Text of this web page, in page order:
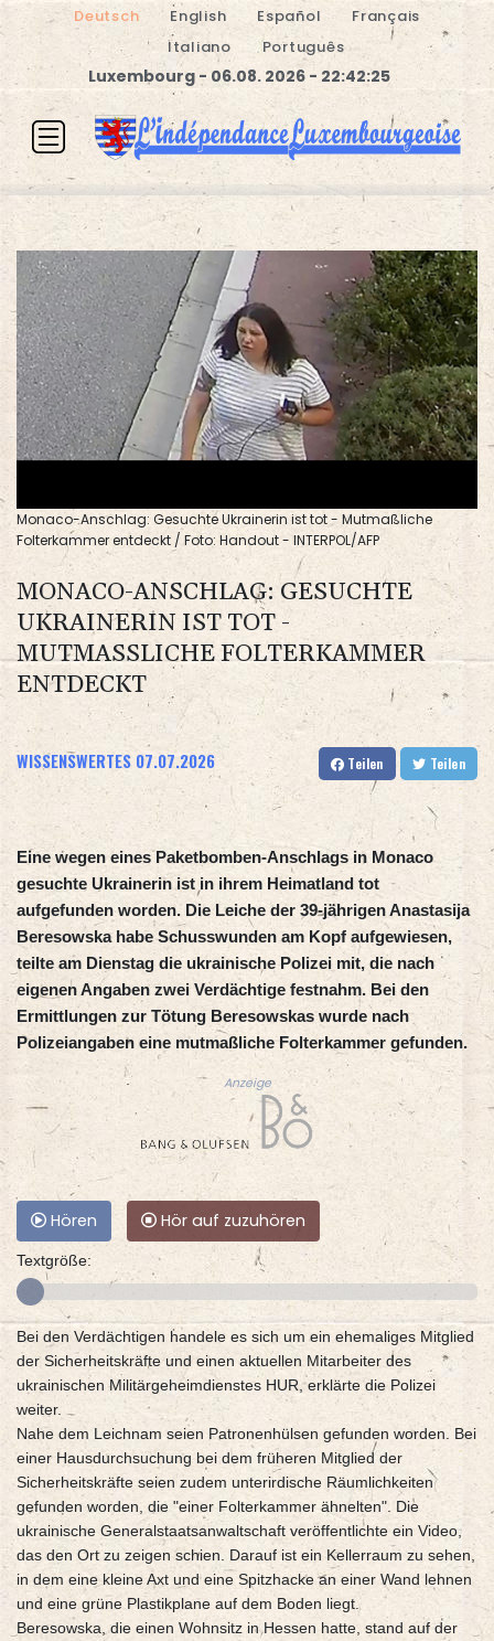
Deutsch English Español
Français
Italiano
Português
Luxembourg - 06.08. 2026 - 22:42:25
Monaco-Anschlag: Gesuchte Ukrainerin ist tot - Mutmaßliche
Folterkammer entdeckt / Foto: Handout - INTERPOL/AFP
MONACO-ANSCHLAG: GESUCHTE
UKRAINERIN IST TOT -
MUTMASSLICHE FOLTERKAMMER E
NTDECKT
WISSENSWERTES 07.07.2026 Teilen Teilen
Eine wegen eines Paketbomben-Anschlags in Monaco
gesuchte Ukrainerin ist in ihrem Heimatland tot
aufgefunden worden. Die Leiche der 39-jährigen Anastasija
Beresowska habe Schusswunden am Kopf aufgewiesen,
teilte am Dienstag die ukrainische Polizei mit, die nach
eigenen Angaben zwei Verdächtige festnahm. Bei den
Ermittlungen zur Tötung Beresowskas wurde nach
Polizeiangaben eine mutmaßliche Folterkammer gefunden.
Anzeige
Hören Hör auf zuzuhören
Textgröße:
Bei den Verdächtigen handele es sich um ein ehemaliges Mitglied
der Sicherheitskräfte und einen aktuellen Mitarbeiter des
ukrainischen Militärgeheimdienstes HUR, erklärte die Polizei
weiter.
Nahe dem Leichnam seien Patronenhülsen gefunden worden. Bei
einer Hausdurchsuchung bei dem früheren Mitglied der
Sicherheitskräfte seien zudem unterirdische Räumlichkeiten
gefunden worden, die "einer Folterkammer ähnelten". Die
ukrainische Generalstaatsanwaltschaft veröffentlichte ein Video,
das den Ort zu zeigen schien. Darauf ist ein Kellerraum zu sehen,
in dem eine kleine Axt und eine Spitzhacke an einer Wand lehnen
und eine grüne Plastikplane auf dem Boden liegt.
Beresowska, die einen Wohnsitz in Hessen hatte, stand auf der